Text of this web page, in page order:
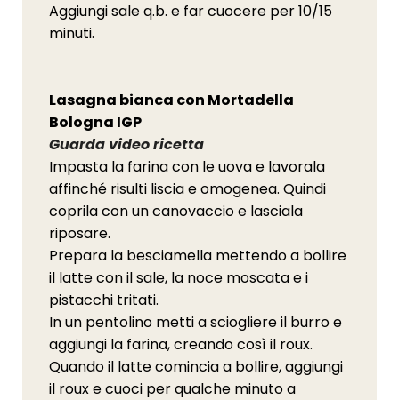
Aggiungi sale q.b. e far cuocere per 10/15
minuti.
Lasagna bianca con Mortadella
Bologna IGP
Guarda video ricetta
Impasta la farina con le uova e lavorala
affinché risulti liscia e omogenea. Quindi
coprila con un canovaccio e lasciala
riposare.
Prepara la besciamella mettendo a bollire
il latte con il sale, la noce moscata e i
pistacchi tritati.
In un pentolino metti a sciogliere il burro e
aggiungi la farina, creando così il roux.
Quando il latte comincia a bollire, aggiungi
il roux e cuoci per qualche minuto a